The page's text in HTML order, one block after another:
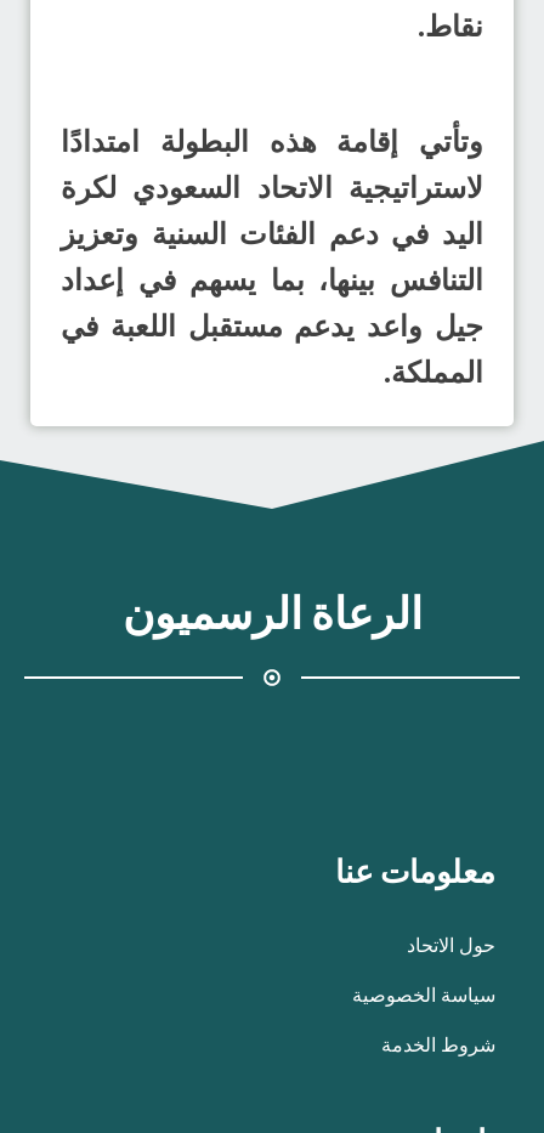
نقاط.
وتأتي إقامة هذه البطولة امتدادًا
لاستراتيجية الاتحاد السعودي لكرة
اليد في دعم الفئات السنية وتعزيز
التنافس بينها، بما يسهم في إعداد
جيل واعد يدعم مستقبل اللعبة في
المملكة.
الرعاة الرسميون
معلومات عنا
حول الاتحاد
سياسة الخصوصية
شروط الخدمة